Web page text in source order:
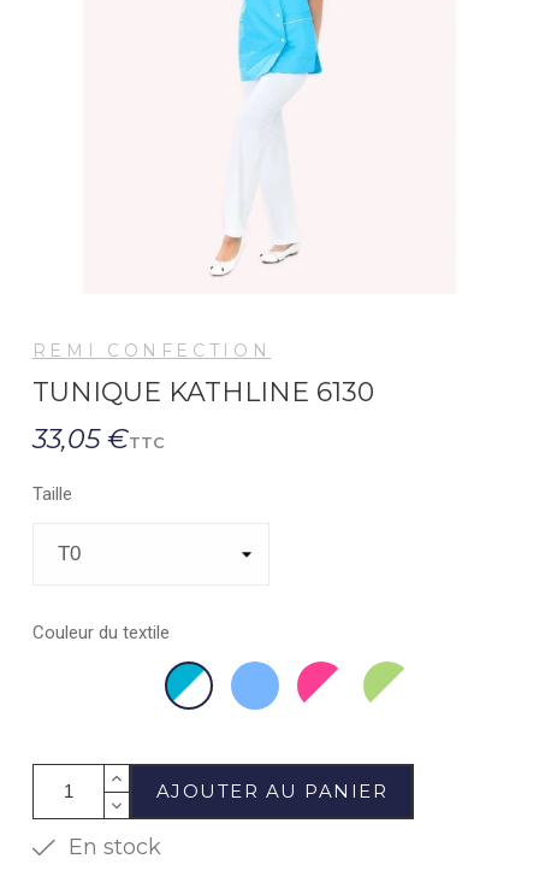
REMI CONFECTION
TUNIQUE KATHLINE 6130
33,05 €TTC
Taille
Couleur du textile
Atoll/Blanc
Ciel Fuchsia/Blanc
Grany/Blanc
AJOUTER AU PANIER
En stock